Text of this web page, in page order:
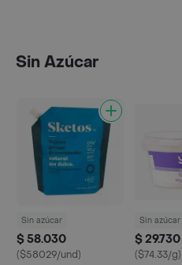
Sin Azúcar
Sin azúcar
$ 58.030
($58029/und)
Sin azúcar
$ 29.730
($74.33/g)